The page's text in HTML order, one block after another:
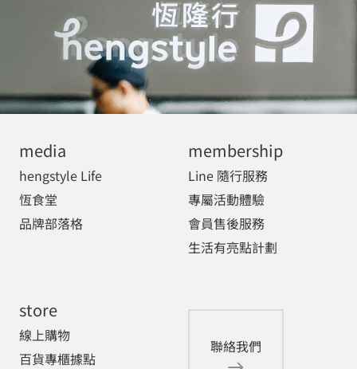
media
hengstyle Life
恆食堂
品牌部落格
membership
Line 隨行服務
專屬活動體驗
會員售後服務
生活有亮點計劃
store
線上購物
百貨專櫃據點
聯絡我們